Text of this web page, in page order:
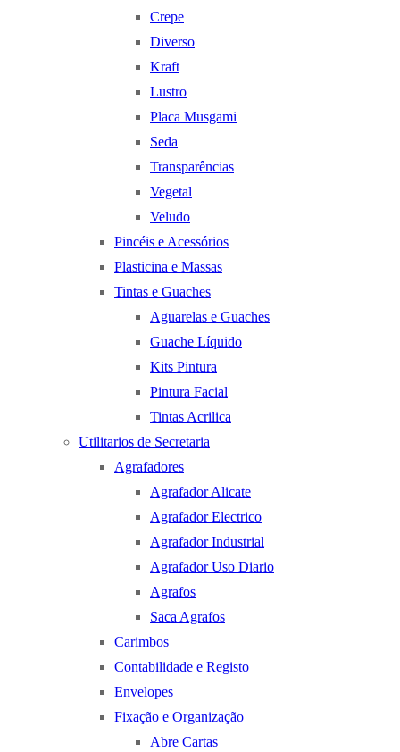
Crepe
Diverso
Kraft
Lustro
Placa Musgami
Seda
Transparências
Vegetal
Veludo
Pincéis e Acessórios
Plasticina e Massas
Tintas e Guaches
Aguarelas e Guaches
Guache Líquido
Kits Pintura
Pintura Facial
Tintas Acrilica
Utilitarios de Secretaria
Agrafadores
Agrafador Alicate
Agrafador Electrico
Agrafador Industrial
Agrafador Uso Diario
Agrafos
Saca Agrafos
Carimbos
Contabilidade e Registo
Envelopes
Fixação e Organização
Abre Cartas